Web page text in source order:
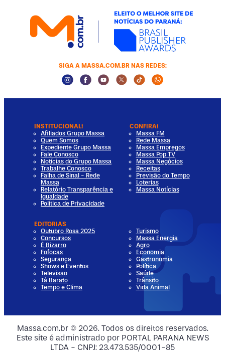
Media
Media
Media
SIGA A MASSA.COM.BR NAS REDES:
Instagram Social Media
Facebook Social Media
Youtube Social Media
Twitter Social Media
Tiktok Social Media
Whatsapp
INSTITUCIONAL!
Afiliados Grupo Massa
Quem Somos
Expediente Grupo Massa
Fale Conosco
Notícias do Grupo Massa
Trabalhe Conosco
Falha de Sinal - Rede
Massa
Relatório Transparência e
Igualdade
Política de Privacidade
CONFIRA!
Massa FM
Rede Massa
Massa Empregos
Massa Pop TV
Massa Negócios
Receitas
Previsão do Tempo
Loterias
Massa Notícias
EDITORIAS
Outubro Rosa 2025
Concursos
É Bizarro
Fofocas
Segurança
Shows e Eventos
Televisão
Tá Barato
Tempo e Clima
Turismo
Massa Energia
Agro
Economia
Gastronomia
Política
Saúde
Trânsito
Vida Animal
Massa.com.br © 2026. Todos os direitos reservados.
Este site é administrado por PORTAL PARANA NEWS
LTDA - CNPJ: 23.473.535/0001-85